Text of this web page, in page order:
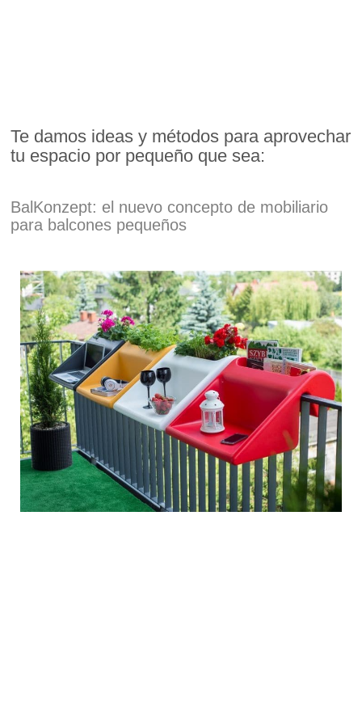
Te damos ideas y métodos para aprovechar
tu espacio por pequeño que sea:
BalKonzept: el nuevo concepto de mobiliario
para balcones pequeños